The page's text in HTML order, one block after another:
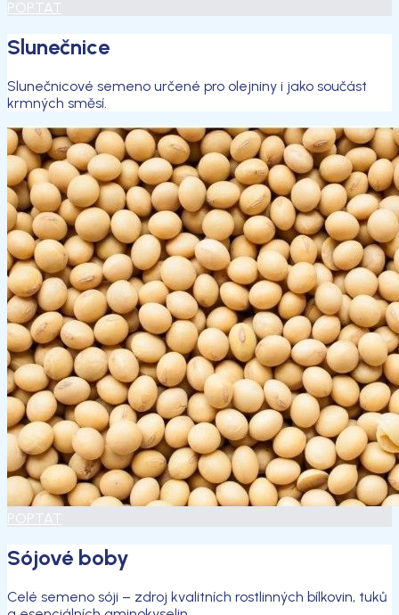
POPTAT
Slunečnice
Slunečnicové semeno určené pro olejniny i jako součást
krmných směsí.
POPTAT
Sójové boby
Celé semeno sóji – zdroj kvalitních rostlinných bílkovin, tuků